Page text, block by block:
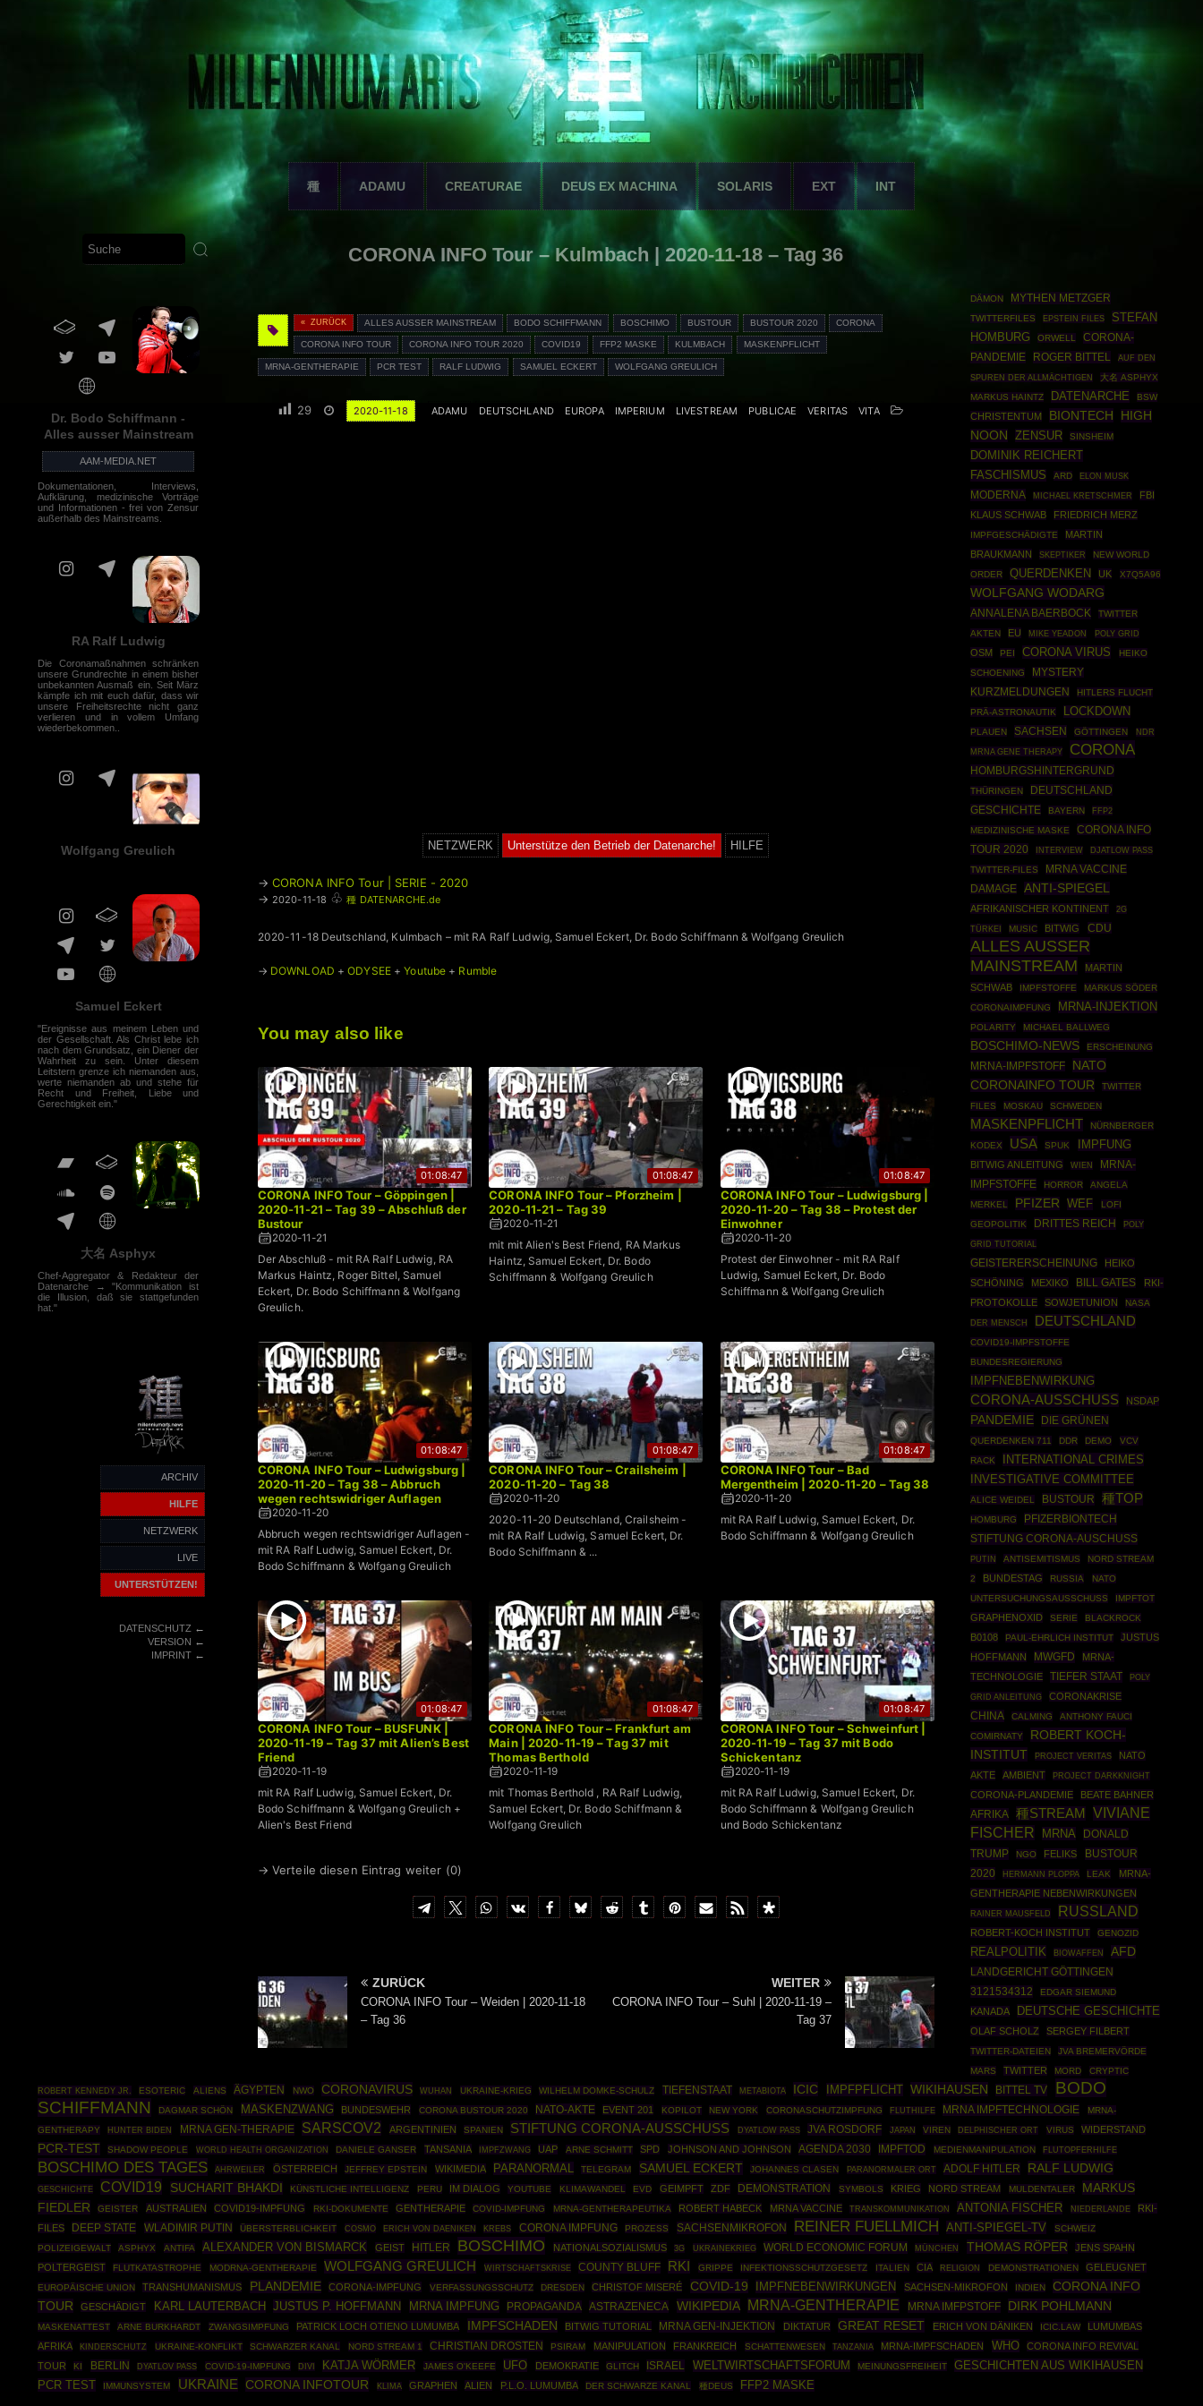
種 ADAMU CREATURAE DEUS EX MACHINA SOLARIS EXT INT
Dr. Bodo Schiffmann -
Alles ausser Mainstream
AAM-MEDIA.NET
Dokumentationen, Interviews,
Aufklärung, medizinische Vorträge
und Informationen - frei von Zensur
außerhalb des Mainstreams.
RA Ralf Ludwig
Die Coronamaßnahmen schränken
unsere Grundrechte in einem bisher
unbekannten Ausmaß ein. Seit März
kämpfe ich mit euch dafür, dass wir
unsere Freiheitsrechte nicht ganz
verlieren und in vollem Umfang
wiederbekommen..
Wolfgang Greulich
Samuel Eckert
"Ereignisse aus meinem Leben und
der Gesellschaft. Als Christ lebe ich
nach dem Grundsatz, ein Diener der
Wahrheit zu sein. Unter diesem
Leitstern grenze ich niemanden aus,
werte niemanden ab und stehe für
Recht und Freiheit, Liebe und
Gerechtigkeit ein."
大名 Asphyx
Chef-Aggregator & Redakteur der
Datenarche → "Kommunikation ist
die Illusion, daß sie stattgefunden
hat."
ARCHIV
HILFE
NETZWERK
LIVE
UNTERSTÜTZEN!
DATENSCHUTZ←
VERSION ←
IMPRINT←
CORONA INFO Tour – Kulmbach | 2020-11-18 – Tag 36
« ZURÜCK ALLES AUSSER MAINSTREAM BODO SCHIFFMANN BOSCHIMO BUSTOUR BUSTOUR 2020 CORONA
CORONA INFO TOUR CORONA INFO TOUR 2020 COVID19 FFP2 MASKE KULMBACH MASKENPFLICHT
MRNA-GENTHERAPIE PCR TEST RALF LUDWIG SAMUEL ECKERT WOLFGANG GREULICH
29 2020-11-18 ADAMU DEUTSCHLAND EUROPA IMPERIUM LIVESTREAM PUBLICAE VERITAS VITA
NETZWERK Unterstütze den Betrieb der Datenarche! HILFE
→ CORONA INFO Tour | SERIE - 2020
→ 2020-11-18 ♧ 種 DATENARCHE.de
2020-11-18 Deutschland, Kulmbach – mit RA Ralf Ludwig, Samuel Eckert, Dr. Bodo Schiffmann & Wolfgang Greulich
→ DOWNLOAD +ODYSEE+Youtube + Rumble
You may also like
01:08:47
CORONA INFO Tour – Göppingen |
2020-11-21 – Tag 39 – Abschluß der
Bustour
2020-11-21
Der Abschluß - mit RA Ralf Ludwig, RA
Markus Haintz, Roger Bittel, Samuel
Eckert, Dr. Bodo Schiffmann & Wolfgang
Greulich.
01:08:47
CORONA INFO Tour – Pforzheim |
2020-11-21 – Tag 39
2020-11-21
mit mit Alien's Best Friend, RA Markus
Haintz, Samuel Eckert, Dr. Bodo
Schiffmann & Wolfgang Greulich
01:08:47
CORONA INFO Tour – Ludwigsburg |
2020-11-20 – Tag 38 – Protest der
Einwohner
2020-11-20
Protest der Einwohner - mit RA Ralf
Ludwig, Samuel Eckert, Dr. Bodo
Schiffmann & Wolfgang Greulich
01:08:47
CORONA INFO Tour – Ludwigsburg |
2020-11-20 – Tag 38 – Abbruch
wegen rechtswidriger Auflagen
2020-11-20
Abbruch wegen rechtswidriger Auflagen -
mit RA Ralf Ludwig, Samuel Eckert, Dr.
Bodo Schiffmann & Wolfgang Greulich
01:08:47
CORONA INFO Tour – Crailsheim |
2020-11-20 – Tag 38
2020-11-20
2020-11-20 Deutschland, Crailsheim -
mit RA Ralf Ludwig, Samuel Eckert, Dr.
Bodo Schiffmann & ...
01:08:47
CORONA INFO Tour – Bad
Mergentheim | 2020-11-20 – Tag 38
2020-11-20
mit RA Ralf Ludwig, Samuel Eckert, Dr.
Bodo Schiffmann & Wolfgang Greulich
01:08:47
CORONA INFO Tour – BUSFUNK |
2020-11-19 – Tag 37 mit Alien’s Best
Friend
2020-11-19
mit RA Ralf Ludwig, Samuel Eckert, Dr.
Bodo Schiffmann & Wolfgang Greulich +
Alien's Best Friend
01:08:47
CORONA INFO Tour – Frankfurt am
Main | 2020-11-19 – Tag 37 mit
Thomas Berthold
2020-11-19
mit Thomas Berthold , RA Ralf Ludwig,
Samuel Eckert, Dr. Bodo Schiffmann &
Wolfgang Greulich
01:08:47
CORONA INFO Tour – Schweinfurt |
2020-11-19 – Tag 37 mit Bodo
Schickentanz
2020-11-19
mit RA Ralf Ludwig, Samuel Eckert, Dr.
Bodo Schiffmann & Wolfgang Greulich
und Bodo Schickentanz
→ Verteile diesen Eintrag weiter (0)
ZURÜCK
CORONA INFO Tour – Weiden | 2020-11-18
– Tag 36
WEITER
CORONA INFO Tour – Suhl | 2020-11-19 –
Tag 37
DÄMON MYTHEN METZGER
TWITTERFILES EPSTEIN FILES
STEFAN
HOMBURG
ORWELL
CORONA-
PANDEMIE
ROGER BITTEL AUF DEN
SPUREN DER ALLMÄCHTIGEN
大名 ASPHYX
MARKUS HAINTZ
DATENARCHE BSW
CHRISTENTUM BIONTECH
HIGH
NOON
ZENSUR SINSHEIM
DOMINIK REICHERT
FASCHISMUS ARD ELON MUSK
MODERNA MICHAEL KRETSCHMER
FBI
KLAUS SCHWAB
FRIEDRICH MERZ
IMPFGESCHÄDIGTE
MARTIN
BRAUKMANN
SKEPTIKER
NEW WORLD
ORDER
QUERDENKEN UK X7Q5A96
WOLFGANG WODARG
ANNALENA BAERBOCK
TWITTER
AKTEN
EU MIKE YEADON POLY GRID
OSM PEI CORONA VIRUS
HEIKO
SCHOENING
MYSTERY
KURZMELDUNGEN
HITLERS FLUCHT
PRÄ-ASTRONAUTIK
LOCKDOWN
PLAUEN SACHSEN GÖTTINGEN NDR
MRNA GENE THERAPY CORONA
HOMBURGSHINTERGRUND
THÜRINGEN
DEUTSCHLAND
GESCHICHTE
BAYERN
FFP2
MEDIZINISCHE MASKE
CORONA INFO
TOUR 2020
INTERVIEW DJATLOW PASS
TWITTER-FILES
MRNA VACCINE
DAMAGE
ANTI-SPIEGEL
AFRIKANISCHER KONTINENT 2G
TÜRKEI MUSIC BITWIG CDU
ALLES AUSSER
MAINSTREAM
MARTIN
SCHWAB
IMPFSTOFFE
MARKUS SÖDER
CORONAIMPFUNG
MRNA-INJEKTION
POLARITY MICHAEL BALLWEG
BOSCHIMO-NEWS ERSCHEINUNG
MRNA-IMPFSTOFF NATO
CORONAINFO TOUR
TWITTER
FILES
MOSKAU SCHWEDEN
MASKENPFLICHT
NÜRNBERGER
KODEX
USA SPUK IMPFUNG
BITWIG ANLEITUNG WIEN
MRNA-
IMPFSTOFFE
HORROR
ANGELA
MERKEL
PFIZER WEF
LOFI
GEOPOLITIK
DRITTES REICH
POLY
GRID TUTORIAL
GEISTERERSCHEINUNG
HEIKO
SCHÖNING
MEXIKO BILL GATES
RKI-
PROTOKOLLE
SOWJETUNION NASA
DER MENSCH DEUTSCHLAND
COVID19-IMPFSTOFFE
BUNDESREGIERUNG
IMPFNEBENWIRKUNG
CORONA-AUSSCHUSS NSDAP
PANDEMIE DIE GRÜNEN
QUERDENKEN 711 DDR DEMO
VCV
RACK
INTERNATIONAL CRIMES
INVESTIGATIVE COMMITTEE
ALICE WEIDEL BUSTOUR 種TOP
HOMBURG
PFIZERBIONTECH
STIFTUNG CORONA-AUSCHUSS
PUTIN ANTISEMITISMUS
NORD STREAM
2
BUNDESTAG RUSSIA
NATO
UNTERSUCHUNGSAUSSCHUSS
IMPFTOT
GRAPHENOXID SERIE BLACKROCK
B0108 PAUL-EHRLICH INSTITUT
JUSTUS
HOFFMANN
MWGFD
MRNA-
TECHNOLOGIE
TIEFER STAAT
POLY
GRID ANLEITUNG
CORONAKRISE
CHINA CALMING
ANTHONY FAUCI
COMIRNATY
ROBERT KOCH-
INSTITUT
PROJECT VERITAS
NATO
AKTE
AMBIENT PROJECT DARKKNIGHT
CORONA-PLANDEMIE BEATE BAHNER
AFRIKA 種STREAM
VIVIANE
FISCHER
MRNA
DONALD
TRUMP
NGO FELIKS
BUSTOUR
2020
HERMANN PLOPPA LEAK
MRNA-
GENTHERAPIE NEBENWIRKUNGEN
RAINER MAUSFELD RUSSLAND
ROBERT-KOCH INSTITUT GENOZID
REALPOLITIK BIOWAFFEN AFD
LANDGERICHT GÖTTINGEN
3121534312 EDGAR SIEMUND
KANADA DEUTSCHE GESCHICHTE
OLAF SCHOLZ SERGEY FILBERT
TWITTER-DATEIEN
JVA BREMERVÖRDE
MARS
TWITTER MORD
CRYPTIC
ROBERT KENNEDY JR.
ESOTERIC ALIENS ÄGYPTEN NWO CORONAVIRUS WUHAN UKRAINE-KRIEG WILHELM DOMKE-SCHULZ TIEFENSTAAT METABIOTA ICIC IMPFPFLICHT WIKIHAUSEN BITTEL TV
BODO
SCHIFFMANN
DAGMAR SCHÖN MASKENZWANG BUNDESWEHR CORONA BUSTOUR 2020 NATO-AKTE EVENT 201 KOPILOT NEW YORK CORONASCHUTZIMPFUNG FLUTHILFE MRNA IMPFTECHNOLOGIE
MRNA-
GENTHERAPY
HUNTER BIDEN MRNA GEN-THERAPIE SARSCOV2 ARGENTINIEN SPANIEN STIFTUNG CORONA-AUSSCHUSS DYATLOW PASS JVA ROSDORF JAPAN VIREN DELPHISCHER ORT VIRUS WIDERSTAND
PCR-TEST SHADOW PEOPLE WORLD HEALTH ORGANIZATION DANIELE GANSER TANSANIA IMPFZWANG UAP ARNE SCHMITT SPD JOHNSON AND JOHNSON AGENDA 2030 IMPFTOD MEDIENMANIPULATION FLUTOPFERHILFE
BOSCHIMO DES TAGES AHRWEILER ÖSTERREICH JEFFREY EPSTEIN WIKIMEDIA PARANORMAL TELEGRAM SAMUEL ECKERT JOHANNES CLASEN PARANORMALER ORT ADOLF HITLER RALF LUDWIG
GESCHICHTE COVID19 SUCHARIT BHAKDI KÜNSTLICHE INTELLIGENZ PERU IM DIALOG YOUTUBE KLIMAWANDEL EVD GEIMPFT ZDF DEMONSTRATION SYMBOLS KRIEG NORD STREAM MULDENTALER
MARKUS
FIEDLER
GEISTER AUSTRALIEN COVID19-IMPFUNG RKI-DOKUMENTE GENTHERAPIE COVID-IMPFUNG MRNA-GENTHERAPEUTIKA ROBERT HABECK MRNA VACCINE TRANSKOMMUNIKATION ANTONIA FISCHER NIEDERLANDE
RKI-
FILES
DEEP STATE WLADIMIR PUTIN ÜBERSTERBLICHKEIT COSMO ERICH VON DAENIKEN KREBS CORONA IMPFUNG PROZESS SACHSENMIKROFON REINER FUELLMICH ANTI-SPIEGEL-TV
SCHWEIZ
POLIZEIGEWALT
ASPHYX ANTIFA ALEXANDER VON BISMARCK GEIST HITLER BOSCHIMO NATIONALSOZIALISMUS 3G UKRAINEKRIEG WORLD ECONOMIC FORUM MÜNCHEN THOMAS RÖPER
JENS SPAHN
POLTERGEIST
FLUTKATASTROPHE MODRNA-GENTHERAPIE WOLFGANG GREULICH WIRTSCHAFTSKRISE COUNTY BLUFF RKI GRIPPE INFEKTIONSSCHUTZGESETZ ITALIEN CIA RELIGION DEMONSTRATIONEN GELEUGNET
EUROPÄISCHE UNION TRANSHUMANISMUS PLANDEMIE CORONA-IMPFUNG VERFASSUNGSSCHUTZ DRESDEN CHRISTOF MISERÉ COVID-19 IMPFNEBENWIRKUNGEN SACHSEN-MIKROFON INDIEN
CORONA INFO
TOUR
GESCHÄDIGT KARL LAUTERBACH JUSTUS P. HOFFMANN MRNA IMPFUNG PROPAGANDA ASTRAZENECA WIKIPEDIA MRNA-GENTHERAPIE MRNA IMFPSTOFF DIRK POHLMANN
MASKENATTEST ARNE BURKHARDT ZWANGSIMPFUNG PATRICK LOCH OTIENO LUMUMBA IMPFSCHADEN BITWIG TUTORIAL MRNA GEN-INJEKTION DIKTATUR GREAT RESET ERICH VON DÄNIKEN ICIC.LAW
LUMUMBAS
AFRIKA
KINDERSCHUTZ UKRAINE-KONFLIKT SCHWARZER KANAL NORD STREAM 1 CHRISTIAN DROSTEN PSIRAM MANIPULATION FRANKREICH SCHATTENWESEN TANZANIA MRNA-IMPFSCHADEN WHO
CORONA INFO REVIVAL
TOUR
KI BERLIN DYATLOV PASS COVID-19-IMPFUNG DIVI KATJA WÖRMER JAMES O'KEEFE UFO DEMOKRATIE GLITCH ISRAEL WELTWIRTSCHAFTSFORUM MEINUNGSFREIHEIT
GESCHICHTEN AUS WIKIHAUSEN
PCR TEST
IMMUNSYSTEM UKRAINE CORONA INFOTOUR KLIMA GRAPHEN ALIEN P.L.O. LUMUMBA DER SCHWARZE KANAL 種DEUS FFP2 MASKE